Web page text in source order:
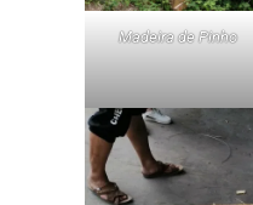
Madeira de Pinho